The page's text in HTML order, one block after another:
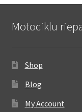
Motociklu
Shop
Blog
My Account